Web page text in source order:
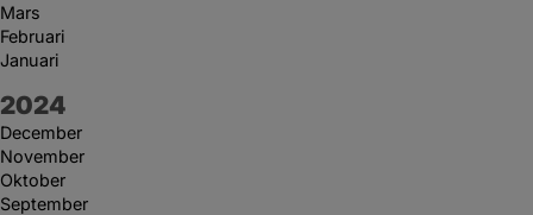
Mars
Februari
Januari
År:
2024
December
November
Oktober
September